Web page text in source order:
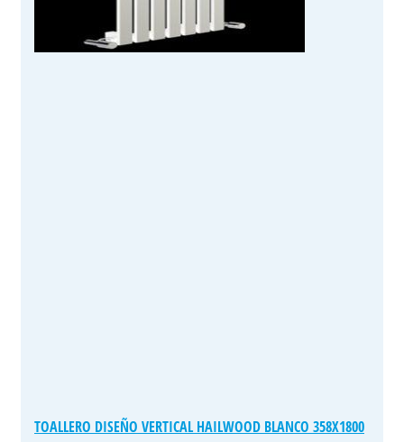
TOALLERO DISEÑO VERTICAL HAILWOOD BLANCO 358X1800